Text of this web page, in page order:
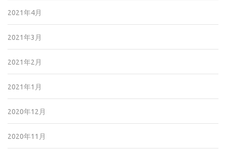
2021年4月
2021年3月
2021年2月
2021年1月
2020年12月
2020年11月